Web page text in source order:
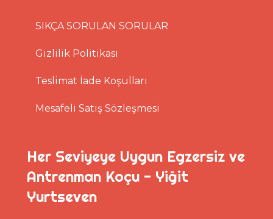
SIKÇA SORULAN SORULAR
Gizlilik Politikası
Teslimat İade Koşulları
Mesafeli Satış Sözleşmesi
Her Seviyeye Uygun Egzersiz ve
Antrenman Koçu - Yiğit
Yurtseven